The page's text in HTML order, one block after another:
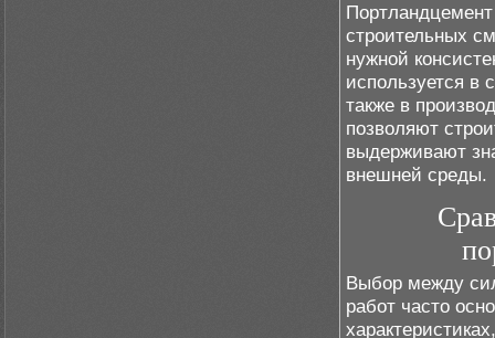
строительных
нужной
используется в
также в
позволяют
выдерживают
внешней среды.
Выбор между
работ часто